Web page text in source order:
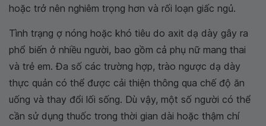
hoặc trở nên nghiêm trọng hơn và rối loạn giấc ngủ.
Tình trạng ợ nóng hoặc khó tiêu do axit dạ dày gây ra
phổ biến ở nhiều người, bao gồm cả phụ nữ mang thai
và trẻ em. Đa số các trường hợp, trào ngược dạ dày
thực quản có thể được cải thiện thông qua chế độ ăn
uống và thay đổi lối sống. Dù vậy, một số người có thể
cần sử dụng thuốc trong thời gian dài hoặc thậm chí